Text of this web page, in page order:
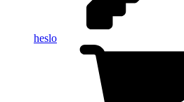
heslo